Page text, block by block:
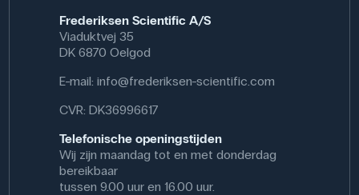
Frederiksen Scientific A/S
Viaduktvej 35
DK 6870 Oelgod
E-mail:info@frederiksen-scientific.com
CVR: DK36996617
Telefonische openingstijden
Wij zijn maandag tot en met donderdag
bereikbaar
tussen 9.00 uur en 16.00 uur.